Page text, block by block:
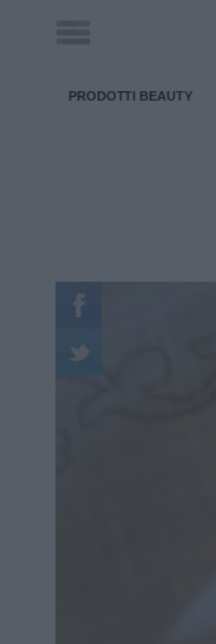
PRODOTTI BEAUTY